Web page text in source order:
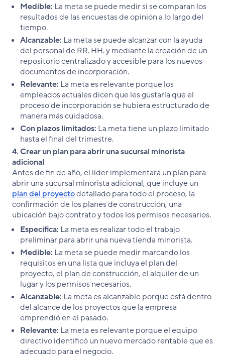
Medible: La meta se puede medir si se comparan los
resultados de las encuestas de opinión a lo largo del
tiempo.
Alcanzable: La meta se puede alcanzar con la ayuda
del personal de RR. HH. y mediante la creación de un
repositorio centralizado y accesible para los nuevos
documentos de incorporación.
Relevante: La meta es relevante porque los
empleados actuales dicen que les gustaría que el
proceso de incorporación se hubiera estructurado de
manera más cuidadosa.
Con plazos limitados: La meta tiene un plazo limitado
hasta el final del trimestre.
4. Crear un plan para abrir una sucursal minorista
adicional
Antes de fin de año, el líder implementará un plan para
abrir una sucursal minorista adicional, que incluye un
plan del proyectodetallado para todo el proceso, la
confirmación de los planes de construcción, una
ubicación bajo contrato y todos los permisos necesarios.
Específica: La meta es realizar todo el trabajo
preliminar para abrir una nueva tienda minorista.
Medible: La meta se puede medir marcando los
requisitos en una lista que incluya el plan del
proyecto, el plan de construcción, el alquiler de un
lugar y los permisos necesarios.
Alcanzable: La meta es alcanzable porque está dentro
del alcance de los proyectos que la empresa
emprendió en el pasado.
Relevante: La meta es relevante porque el equipo
directivo identificó un nuevo mercado rentable que es
adecuado para el negocio.